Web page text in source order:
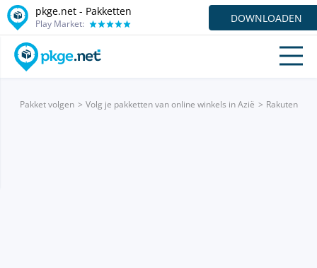
pkge.net - Pakketten
Play Market: DOWNLOADEN
Pakket volgen Volg je pakketten van online winkels in Azië Rakuten